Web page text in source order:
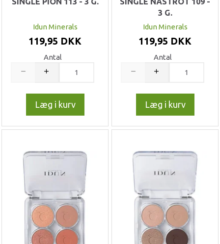
Idun Minerals
119,95 DKK
Antal
Læg i kurv
3 G.
Idun Minerals
119,95 DKK
Antal
Læg i kurv